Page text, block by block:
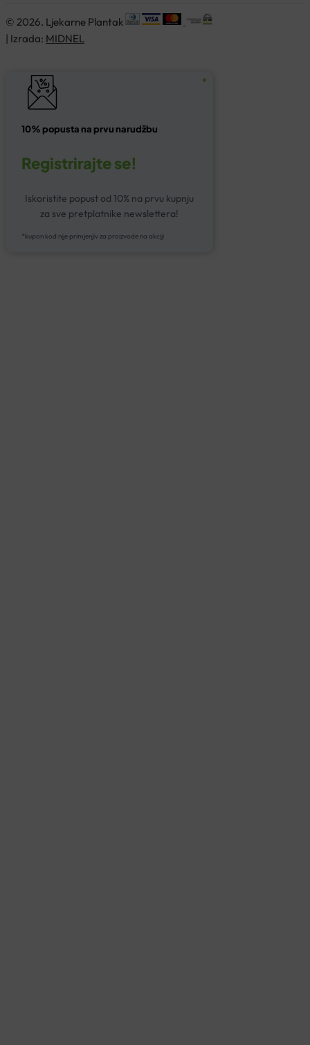
© 2026. Ljekarne Plantak
| Izrada: MIDNEL
10% popusta na prvu narudžbu
Registrirajte se!
Iskoristite popust od 10% na prvu kupnju
za sve pretplatnike newslettera!
*kupon kod nije primjenjiv za proizvode na akciji